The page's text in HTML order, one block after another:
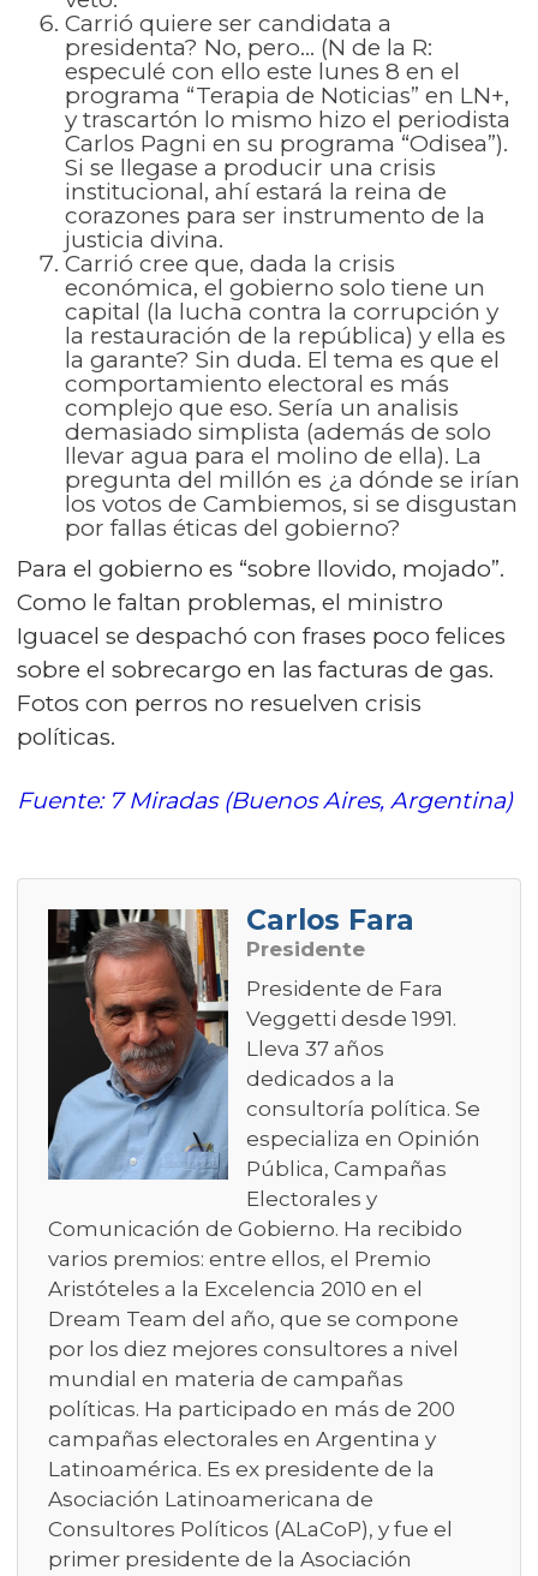
Carrió quiere ser candidata a
presidenta? No, pero… (N de la R:
especulé con ello este lunes 8 en el
programa “Terapia de Noticias” en LN+,
y trascartón lo mismo hizo el periodista
Carlos Pagni en su programa “Odisea”).
Si se llegase a producir una crisis
institucional, ahí estará la reina de
corazones para ser instrumento de la
justicia divina.
Carrió cree que, dada la crisis
económica, el gobierno solo tiene un
capital (la lucha contra la corrupción y
la restauración de la república) y ella es
la garante? Sin duda. El tema es que el
comportamiento electoral es más
complejo que eso. Sería un analisis
demasiado simplista (además de solo
llevar agua para el molino de ella). La
pregunta del millón es ¿a dónde se irían
los votos de Cambiemos, si se disgustan
por fallas éticas del gobierno?
Para el gobierno es “sobre llovido, mojado”.
Como le faltan problemas, el ministro
Iguacel se despachó con frases poco felices
sobre el sobrecargo en las facturas de gas.
Fotos con perros no resuelven crisis
políticas.
Fuente: 7 Miradas (Buenos Aires, Argentina)
Carlos Fara
Presidente
Presidente de Fara
Veggetti desde 1991.
Lleva 37 años
dedicados a la
consultoría política. Se
especializa en Opinión
Pública, Campañas
Electorales y
Comunicación de Gobierno. Ha recibido
varios premios: entre ellos, el Premio
Aristóteles a la Excelencia 2010 en el
Dream Team del año, que se compone
por los diez mejores consultores a nivel
mundial en materia de campañas
políticas. Ha participado en más de 200
campañas electorales en Argentina y
Latinoamérica. Es ex presidente de la
Asociación Latinoamericana de
Consultores Políticos (ALaCoP), y fue el
primer presidente de la Asociación